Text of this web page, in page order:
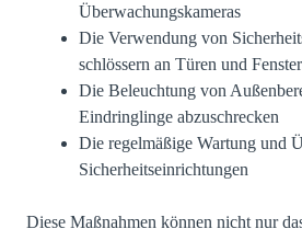
Überwachungskameras
Die Verwendung von
schlössern an Türen und
Die Beleuchtung von
Eindringlinge abzuschrecken
Die regelmäßige Wartung und
Sicherheitseinrichtungen
Diese Maßnahmen können nicht nur